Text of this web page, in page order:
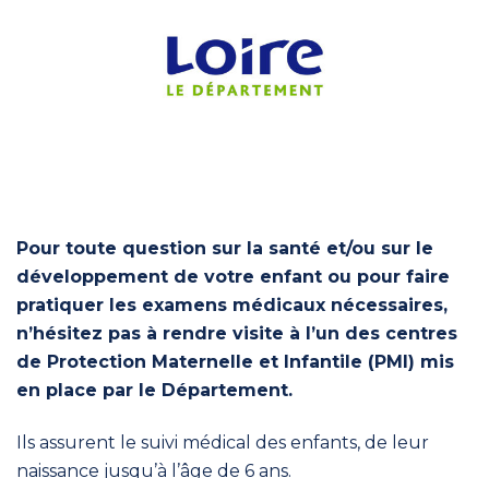
Pour toute question sur la santé et/ou sur le
développement de votre enfant ou pour faire
pratiquer les examens médicaux nécessaires,
n’hésitez pas à rendre visite à l’un des centres
de Protection Maternelle et Infantile (PMI) mis
en place par le Département.
Ils assurent le suivi médical des enfants, de leur
naissance jusqu’à l’âge de 6 ans.